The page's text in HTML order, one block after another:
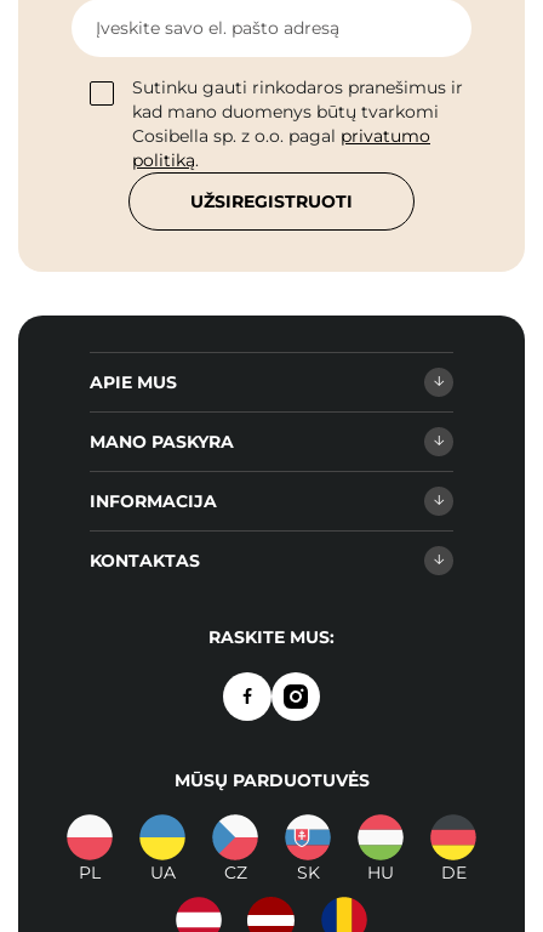
Įveskite savo el. pašto adresą
Sutinku gauti rinkodaros pranešimus ir
kad mano duomenys būtų tvarkomi
Cosibella sp. z o.o. pagal privatumo
politiką.
UŽSIREGISTRUOTI
APIE MUS
MANO PASKYRA
INFORMACIJA
KONTAKTAS
RASKITE MUS:
MŪSŲ PARDUOTUVĖS
PL UA CZ SK HU DE